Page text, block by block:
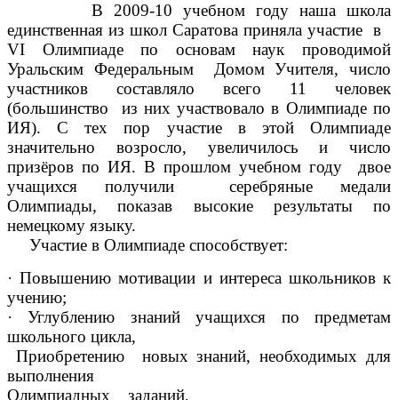
В 2009-10 учебном году наша школа
единственная из школ Саратова приняла участие в
VI Олимпиаде по основам наук проводимой
Уральским Федеральным Домом Учителя, число
участников составляло всего 11 человек
(большинство из них участвовало в Олимпиаде по
ИЯ). С тех пор участие в этой Олимпиаде
значительно возросло, увеличилось и число
призёров по ИЯ. В прошлом учебном году двое
учащихся получили серебряные медали
Олимпиады, показав высокие результаты по
немецкому языку.
Участие в Олимпиаде способствует:
· Повышению мотивации и интереса школьников к
учению;
· Углублению знаний учащихся по предметам
школьного цикла,
Приобретению новых знаний, необходимых для
выполнения
Олимпиадных заданий,